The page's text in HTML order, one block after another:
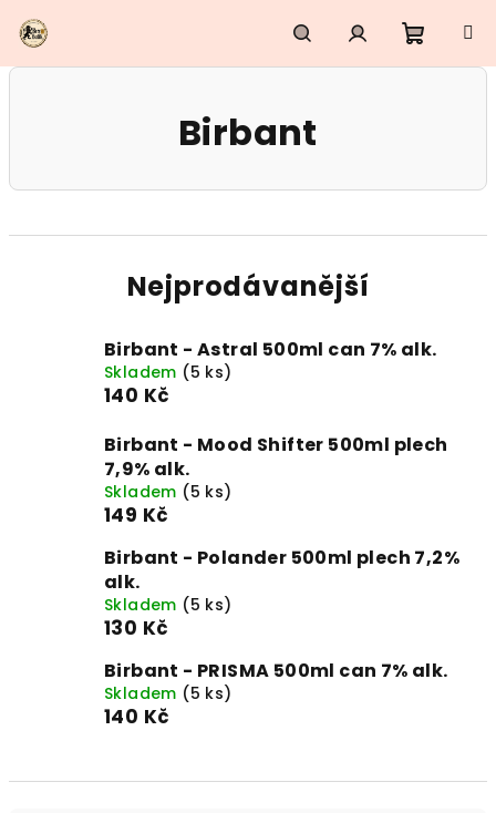
na
obsah
HledatPřihlášení
Birbant
Nejprodávanější
Birbant - Astral 500ml can 7% alk.
Skladem (5 ks)
140 Kč
Birbant - Mood Shifter 500ml plech
7,9% alk.
Skladem (5 ks)
149 Kč
Birbant - Polander 500ml plech 7,2%
alk.
Skladem (5 ks)
130 Kč
Birbant - PRISMA 500ml can 7% alk.
Skladem (5 ks)
140 Kč